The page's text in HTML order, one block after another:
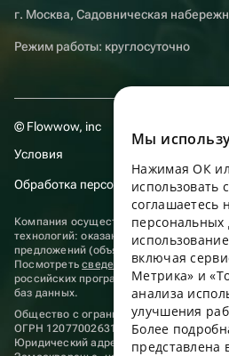
г. Москва, Садовническая
Режим работы: круглосуточно
© Flowwow, inc
Условия
Обработка персональных данных
Компания осуществляет деятельность
технологий: оказание услуг в сети
предложений (объявлений) продавцов
Посмотретьсведения о программах,
российских программ для
баз данных.
Общество с ограниченной
ОГРН 1207700263198, ИНН 9702020445
Юридический адрес: г. Москва, вн.тер.
Мы
Нажимая ОК
использовать
соглашаетесь
персональных
включая
Метрика» и
анализа
улучшения
Более
представлена